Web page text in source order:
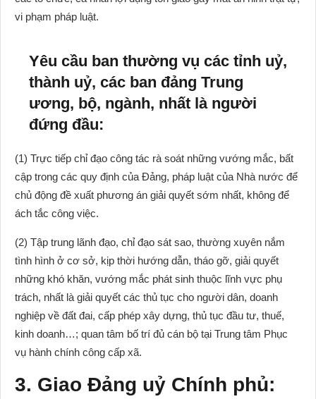
vi phạm pháp luật.
Yêu cầu ban thường vụ các tỉnh uỷ,
thành uỷ, các ban đảng Trung
ương, bộ, ngành, nhất là người
đứng đầu:
(1) Trực tiếp chỉ đạo công tác rà soát những vướng mắc, bất
cập trong các quy định của Đảng, pháp luật của Nhà nước để
chủ động đề xuất phương án giải quyết sớm nhất, không để
ách tắc công việc.
(2) Tập trung lãnh đạo, chỉ đạo sát sao, thường xuyên nắm
tình hình ở cơ sở, kịp thời hướng dẫn, tháo gỡ, giải quyết
những khó khăn, vướng mắc phát sinh thuộc lĩnh vực phụ
trách, nhất là giải quyết các thủ tục cho người dân, doanh
nghiệp về đất đai, cấp phép xây dựng, thủ tục đầu tư, thuế,
kinh doanh…; quan tâm bố trí đủ cán bộ tại Trung tâm Phục
vụ hành chính công cấp xã.
3. Giao Đảng uỷ Chính phủ: